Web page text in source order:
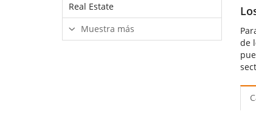
de
Real Estate
Muestra más